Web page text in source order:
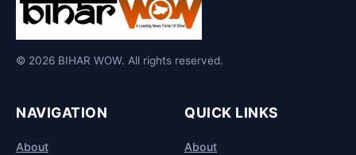
© 2026 BIHAR WOW. All rights reserved.
NAVIGATION
About
QUICK LINKS
About